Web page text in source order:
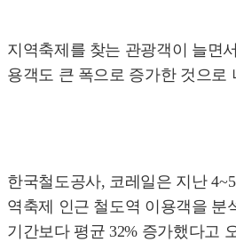
지역축제를 찾는 관광객이 늘면
용객도 큰 폭으로 증가한 것으로
한국철도공사, 코레일은 지난
역축제 인근 철도역 이용객을 분
기간보다 평균 32% 증가했다고